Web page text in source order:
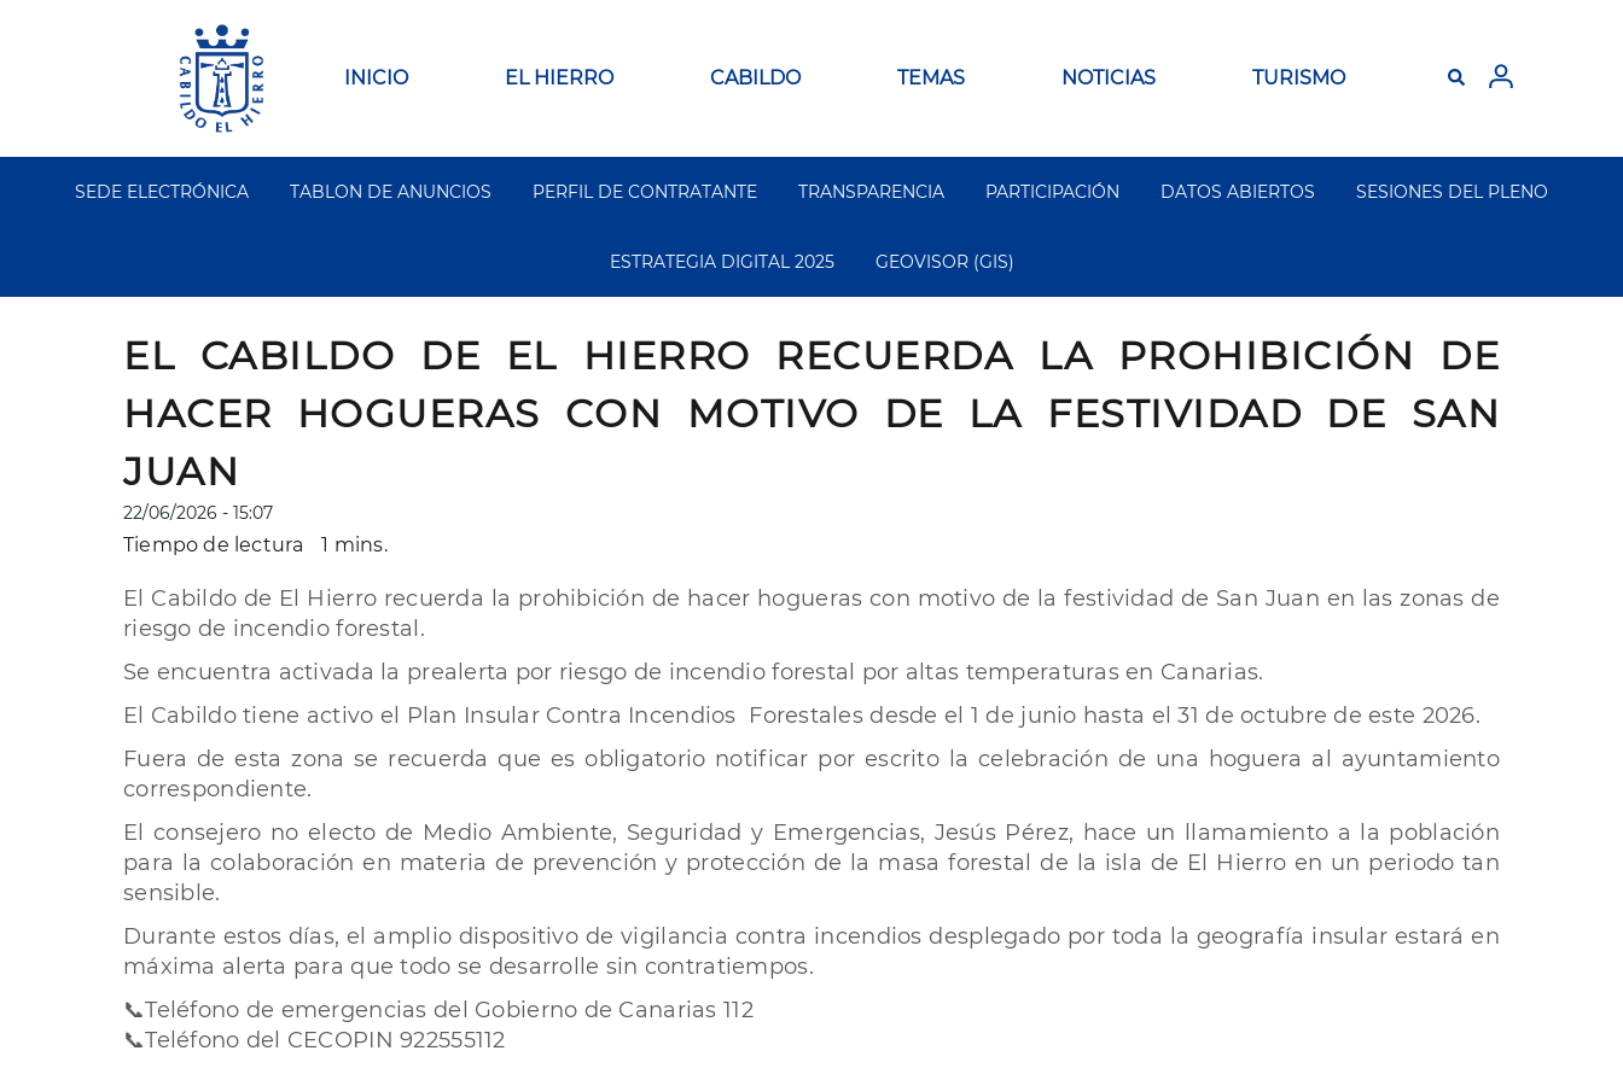
Main
INICIO EL HIERRO CABILDO TEMAS NOTICIAS TURISMO
Segundo
SEDE ELECTRÓNICA TABLON DE ANUNCIOS PERFIL DE CONTRATANTE TRANSPARENCIA PARTICIPACIÓN DATOS ABIERTOS SESIONES DEL PLENO
ESTRATEGIA DIGITAL 2025 GEOVISOR (GIS)
EL CABILDO DE EL HIERRO RECUERDA LA PROHIBICIÓN DE
HACER HOGUERAS CON MOTIVO DE LA FESTIVIDAD DE SAN
JUAN
22/06/2026 - 15:07
Tiempo de lectura 1 mins.
El Cabildo de El Hierro recuerda la prohibición de hacer hogueras con motivo de la festividad de San Juan en las zonas de
riesgo de incendio forestal.
Se encuentra activada la prealerta por riesgo de incendio forestal por altas temperaturas en Canarias.
El Cabildo tiene activo el Plan Insular Contra Incendios Forestales desde el 1 de junio hasta el 31 de octubre de este 2026.
Fuera de esta zona se recuerda que es obligatorio notificar por escrito la celebración de una hoguera al ayuntamiento
correspondiente.
El consejero no electo de Medio Ambiente, Seguridad y Emergencias, Jesús Pérez, hace un llamamiento a la población
para la colaboración en materia de prevención y protección de la masa forestal de la isla de El Hierro en un periodo tan
sensible.
Durante estos días, el amplio dispositivo de vigilancia contra incendios desplegado por toda la geografía insular estará en
máxima alerta para que todo se desarrolle sin contratiempos.
📞Teléfono de emergencias del Gobierno de Canarias 112
📞Teléfono del CECOPIN 922555112